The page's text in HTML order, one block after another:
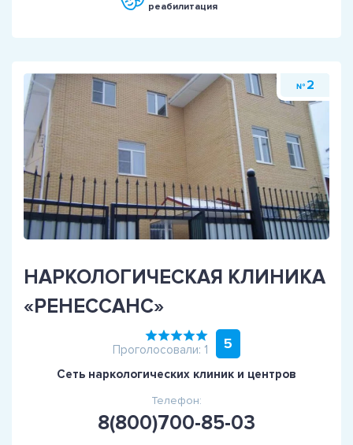
реабилитация
№ 2
НАРКОЛОГИЧЕСКАЯ КЛИНИКА
«РЕНЕССАНС»
Проголосовали: 1 5
Сеть наркологических клиник и центров
Телефон:
8(800)700-85-03